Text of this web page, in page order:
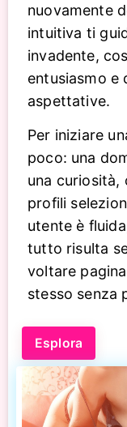
nuovamente
intuitiva ti
invadente,
entusiasmo e
aspettative.
Per iniziare
poco: una
una curiosità,
profili
utente è
tutto risulta
voltare
stesso senza
Esplora